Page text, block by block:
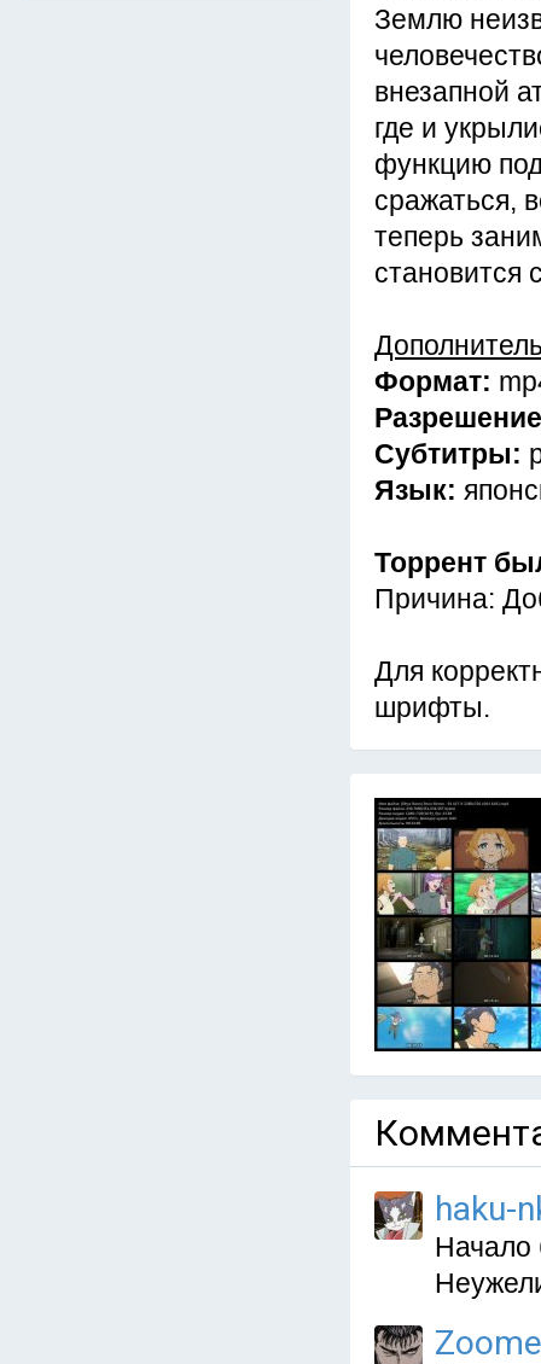
Землю
внезапной
где и
функцию
сражаться,
теперь
становится
Формат:
Субтитры:
Язык:
Торрент
Причина:
Для
шрифты.
haku-
Начало